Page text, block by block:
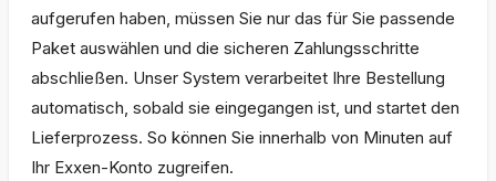
aufgerufen haben, müssen Sie nur das für Sie passende
Paket auswählen und die sicheren Zahlungsschritte
abschließen. Unser System verarbeitet Ihre Bestellung
automatisch, sobald sie eingegangen ist, und startet den
Lieferprozess. So können Sie innerhalb von Minuten auf
Ihr Exxen-Konto zugreifen.